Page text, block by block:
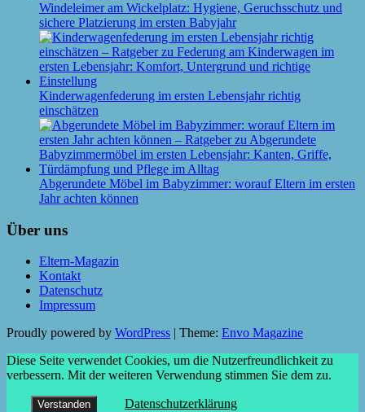
Windeleimer am Wickelplatz: Hygiene, Geruchsschutz und
sichere Platzierung im ersten Babyjahr
Kinderwagenfederung im ersten Lebensjahr richtig
einschätzen
Abgerundete Möbel im Babyzimmer: worauf Eltern im ersten
Jahr achten können
Über uns
Eltern-Magazin
Kontakt
Datenschutz
Impressum
Proudly powered by WordPress Theme: Envo Magazine
Diese Seite verwendet Cookies, um die Nutzerfreundlichkeit zu
verbessern. Mit der weiteren Verwendung stimmen Sie dem zu.
Verstanden Datenschutzerklärung